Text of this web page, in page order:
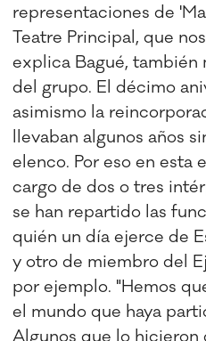
representaciones de
Teatre Principal, que
explica Bagué, también
del grupo. El décimo
asimismo la
llevaban algunos años
elenco. Por eso en esta
cargo de dos o tres
se han repartido las
quién un día ejerce de
y otro de miembro del
por ejemplo. "Hemos
el mundo que haya